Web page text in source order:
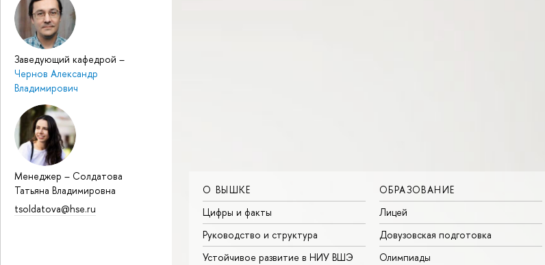
Заведующий кафедрой –
Чернов Александр
Владимирович
Менеджер – Солдатова
Татьяна Владимировна
tsoldatova@hse.ru
О ВЫШКЕ
Цифры и факты
Руководство и структура
Устойчивое развитие в НИУ ВШЭ
ОБРАЗОВАНИЕ
Лицей
Довузовская подготовка
Олимпиады